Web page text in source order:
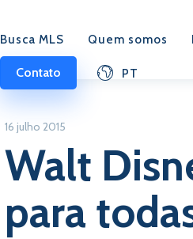
Busca MLS Quem somos
Contato PT
16 julho 2015
Walt
para